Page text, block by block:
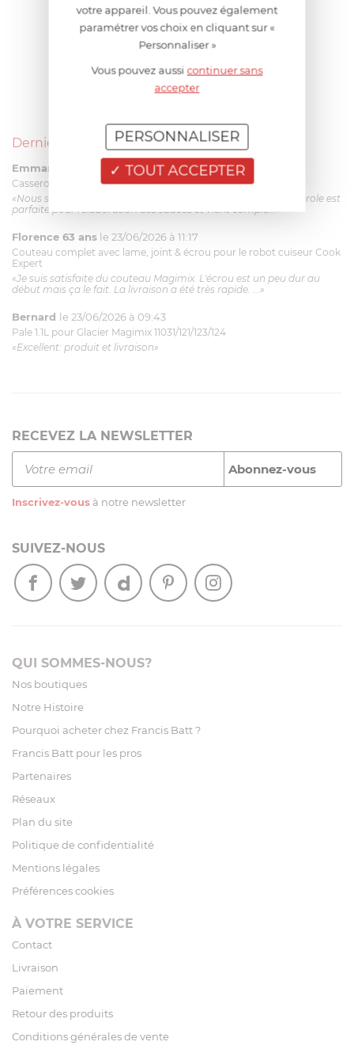
Derniers avis produits
Emmanuel 56 ans le 23/06/2026 à 12:04
Casserole mini 9 cm Castelpro 5 ply poignée fixe
«Nous sommes dans un produit de haute qualité. Cette casserole est
parfaite pour l'élaboration des sauces et vient complé...»
Florence 63 ans le 23/06/2026 à 11:17
Couteau complet avec lame, joint & écrou pour le robot cuiseur Cook
Expert
«Je suis satisfaite du couteau Magimix. L'écrou est un peu dur au
début mais ça le fait. La livraison a été très rapide. ...»
Bernard le 23/06/2026 à 09:43
Pale 1.1L pour Glacier Magimix 11031/121/123/124
«Excellent: produit et livraison»
RECEVEZ LA NEWSLETTER
Inscrivez-vous à notre newsletter
SUIVEZ-NOUS
QUI SOMMES-NOUS?
Nos boutiques
Notre Histoire
Pourquoi acheter chez Francis Batt ?
Francis Batt pour les pros
Partenaires
Réseaux
Plan du site
Politique de confidentialité
Mentions légales
Préférences cookies
À VOTRE SERVICE
Contact
Livraison
Paiement
Retour des produits
Conditions générales de vente
votre appareil. Vous pouvez également
paramétrer vos choix en cliquant sur «
Personnaliser »
Vous pouvez aussicontinuer sans
accepter
TOUT ACCEPTER
PERSONNALISER